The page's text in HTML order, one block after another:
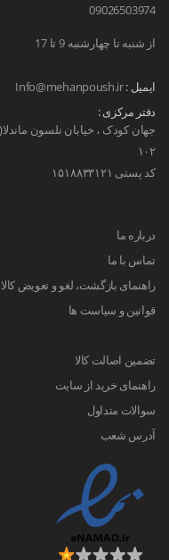
09026503974
از شنبه تا چهارشنبه 9 تا 17
ایمیل :Info@mehanpoush.ir
دفتر مرکزی :
۱۰۲
کد پستی ۱۵۱۸۸۳۳۱۲۱
درباره ما
تماس با ما
راهنمای بازگشت، لغو و تعویض کالا
قوانین و سیاست ها
تضمین اصالت کالا
راهنمای خرید از سایت
سوالات متداول
آدرس شعب